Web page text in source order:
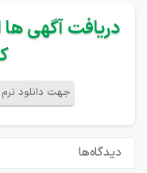
دریافت آگهی ها
جهت دانلود نرم
دیدگاه‌ها